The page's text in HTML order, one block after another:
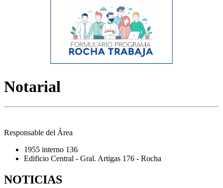
Notarial
Responsable del Área
1955 interno 136
Edificio Central - Gral. Artigas 176 - Rocha
NOTICIAS